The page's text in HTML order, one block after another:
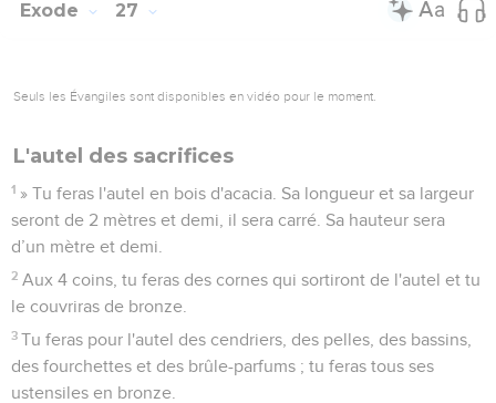
Exode 27
Seuls les Évangiles sont disponibles en vidéo pour le moment.
L'autel des sacrifices
1 » Tu feras l'autel en bois d'acacia. Sa longueur et sa largeur
seront de 2 mètres et demi, il sera carré. Sa hauteur sera
d’un mètre et demi.
2 Aux 4 coins, tu feras des cornes qui sortiront de l'autel et tu
le couvriras de bronze.
3 Tu feras pour l'autel des cendriers, des pelles, des bassins,
des fourchettes et des brûle-parfums ; tu feras tous ses
ustensiles en bronze.